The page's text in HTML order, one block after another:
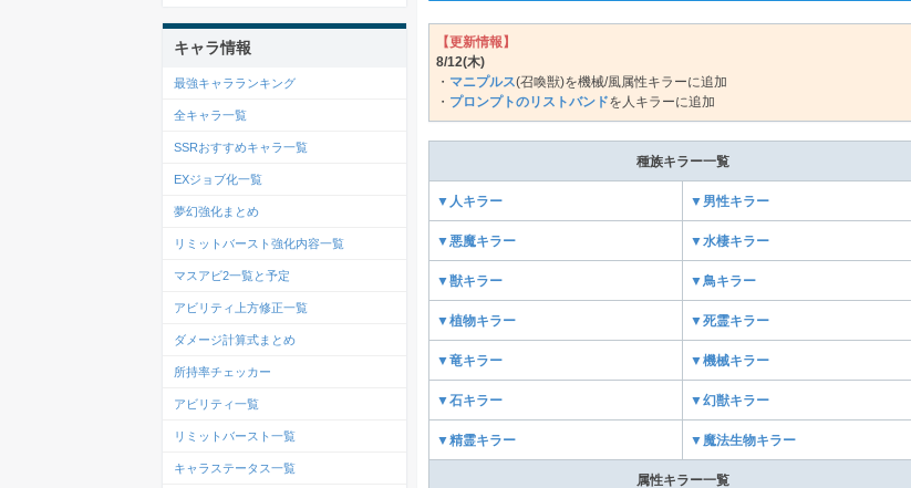
【更新情報】
8/12(木)
・ マニプルス(召喚獣)を機械/風属性キラーに追加
・ プロンプトのリストバンドを人キラーに追加
種族キラー一覧
▼人キラー ▼男性キラー
▼悪魔キラー ▼水棲キラー
▼獣キラー ▼鳥キラー
▼植物キラー ▼死霊キラー
▼竜キラー ▼機械キラー
▼石キラー ▼幻獣キラー
▼精霊キラー ▼魔法生物キラー
属性キラー一覧
キャラ情報
最強キャラランキング
全キャラ一覧
SSRおすすめキャラ一覧
EXジョブ化一覧
夢幻強化まとめ
リミットバースト強化内容一覧
マスアビ2一覧と予定
アビリティ上方修正一覧
ダメージ計算式まとめ
所持率チェッカー
アビリティ一覧
リミットバースト一覧
キャラステータス一覧